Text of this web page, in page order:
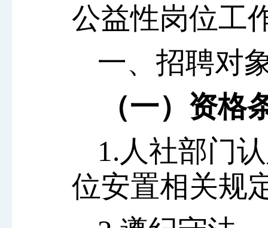
公益性岗位工
一、招聘对
（一）资格
1.人社部门
位安置相关规